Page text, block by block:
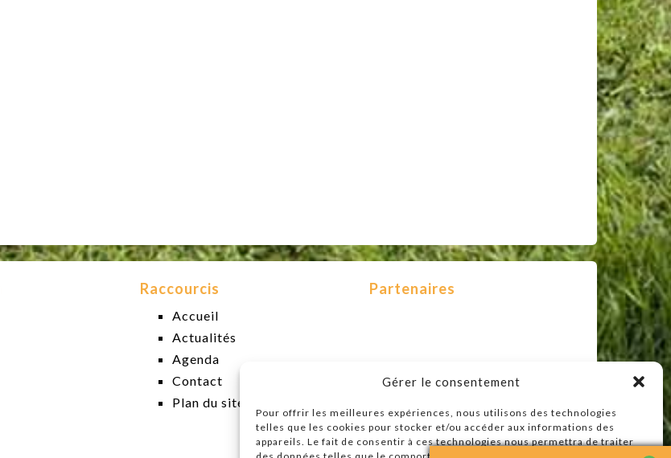
Gérer le consentement
Pour offrir les meilleures expériences, nous utilisons des technologies
telles que les cookies pour stocker et/ou accéder aux informations des
appareils. Le fait de consentir à ces technologies nous permettra de traiter
Raccourcis
Accueil
Actualités
Agenda
Contact
Plan du site
Partenaires